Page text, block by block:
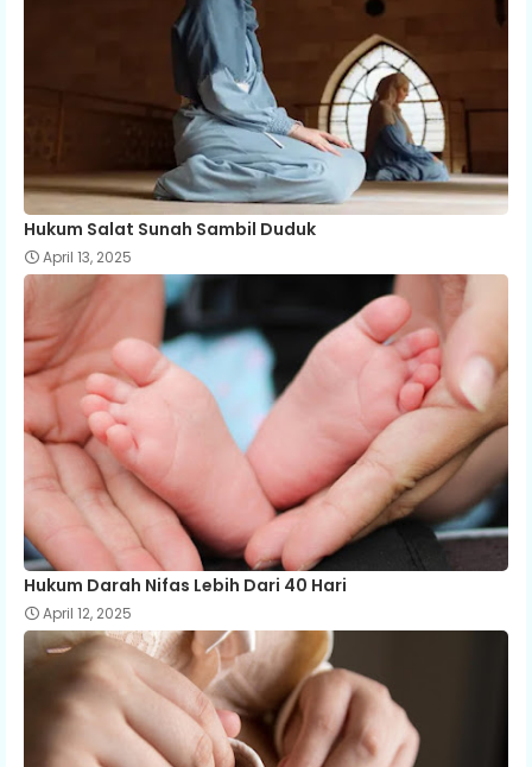
Hukum Salat Sunah Sambil Duduk
April 13, 2025
Hukum Darah Nifas Lebih Dari 40 Hari
April 12, 2025